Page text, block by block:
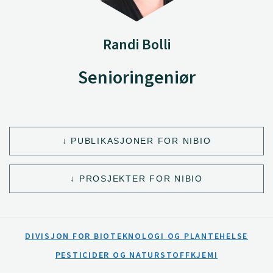
Randi Bolli
Senioringeniør
PUBLIKASJONER FOR NIBIO
PROSJEKTER FOR NIBIO
DIVISJON FOR BIOTEKNOLOGI OG PLANTEHELSE
PESTICIDER OG NATURSTOFFKJEMI